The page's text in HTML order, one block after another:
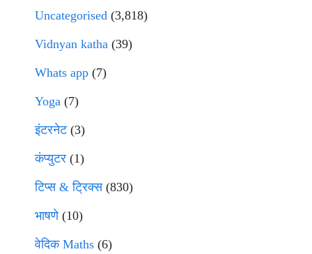
Uncategorised (3,818)
Vidnyan katha (39)
Whats app (7)
Yoga (7)
इंटरनेट(3)
कंप्युटर (1)
टिप्स & ट्रिक्स(830)
भाषणे(10)
वेदिक Maths (6)